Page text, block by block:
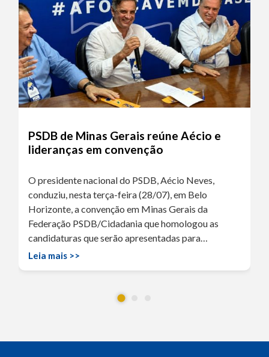
PSDB de Minas Gerais reúne Aécio e
lideranças em convenção
O presidente nacional do PSDB, Aécio Neves,
conduziu, nesta terça-feira (28/07), em Belo
Horizonte, a convenção em Minas Gerais da
Federação PSDB/Cidadania que homologou as
candidaturas que serão apresentadas para…
Leia mais >>